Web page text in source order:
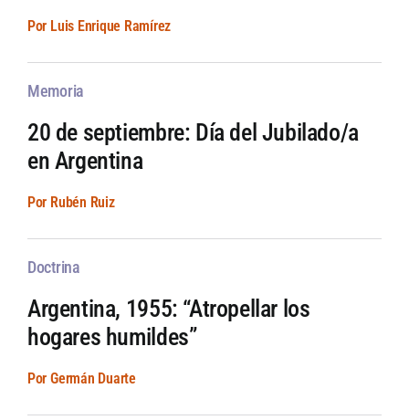
Por Luis Enrique Ramírez
Memoria
20 de septiembre: Día del Jubilado/a
en Argentina
Por Rubén Ruiz
Doctrina
Argentina, 1955: “Atropellar los
hogares humildes”
Por Germán Duarte